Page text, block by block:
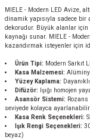
MIELE - Modern LED Avize,
dinamik yapısıyla sadece bir
dekorudur. Büyük alanlar için
kaynağı sunar. MIELE -
kazandırmak isteyenler için
Ürün Tipi: Modern Sarkıt
Kasa Malzemesi:
Yüzey Kaplama:
Difüzör:
Işığı homojen
Asansör Sistemi:
seviyede kolayca ayarlanabilir
Kasa Renk Seçenekleri:
Işık Rengi Seçenekleri:
beyaz)